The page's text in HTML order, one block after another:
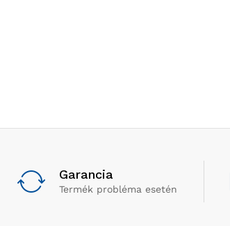
Garancia
Termék probléma esetén